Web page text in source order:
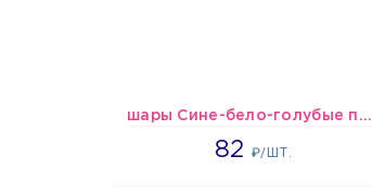
шары Сине-бело-голубые пастельные
82 ₽/ШТ.
1637